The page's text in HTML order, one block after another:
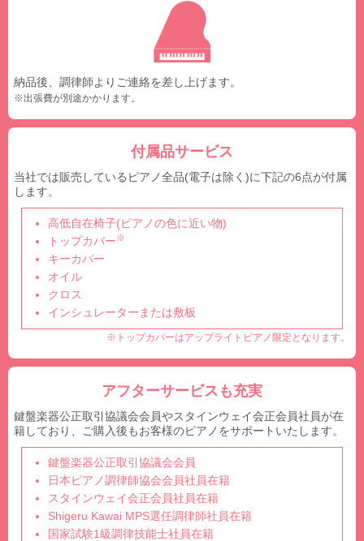
納品後、調律師よりご連絡を差し上げます。
※出張費が別途かかります。
付属品サービス
当社では販売しているピアノ全品(電子は除く)に下記の6点が付属
します。
高低自在椅子(ピアノの色に近い物)
トップカバー※
キーカバー
オイル
クロス
インシュレーターまたは敷板
※トップカバーはアップライトピアノ限定となります。
アフターサービスも充実
鍵盤楽器公正取引協議会会員やスタインウェイ会正会員社員が在
籍しており、ご購入後もお客様のピアノをサポートいたします。
鍵盤楽器公正取引協議会会員
日本ピアノ調律師協会会員社員在籍
スタインウェイ会正会員社員在籍
Shigeru Kawai MPS選任調律師社員在籍
国家試験1級調律技能士社員在籍